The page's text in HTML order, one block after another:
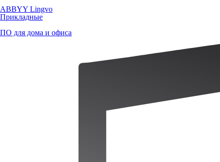
ABBYY Lingvo
Прикладные
ПО для дома и офиса